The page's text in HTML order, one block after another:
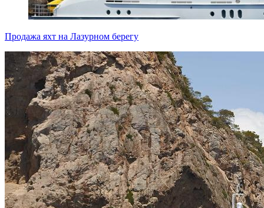
Продажа яхт на Лазурном берегу